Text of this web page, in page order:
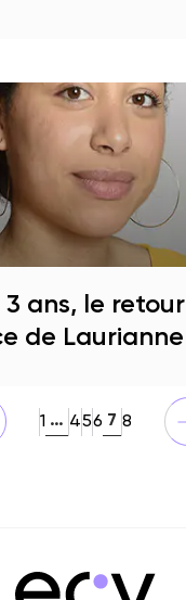
3 ans, le retour
de Laurianne
1 … 456 7 8